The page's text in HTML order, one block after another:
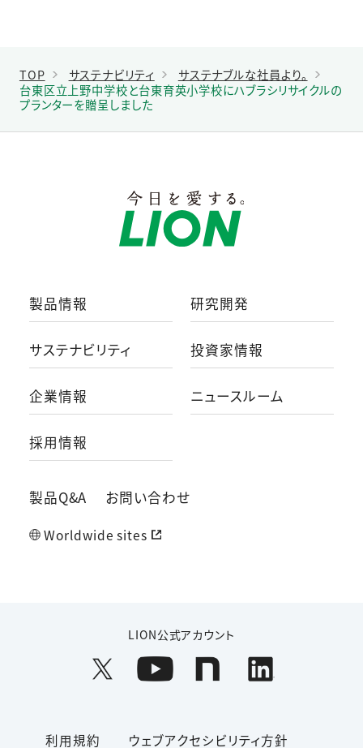
TOP サステナビリティ
サステナブルな社員より。
台東区立上野中学校と台東育英小学校にハブラシリサイクルの
プランターを贈呈しました
製品情報 研究開発
サステナビリティ 投資家情報
企業情報 ニュースルーム
採用情報
製品Q&A お問い合わせ
Worldwide sites
LION公式アカウント
利用規約 ウェブアクセシビリティ方針